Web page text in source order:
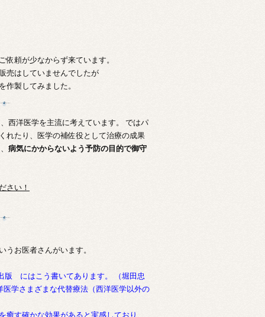
頼が少なからず来ています。
売はしていませんでしたが
製してみました。
西洋医学を主流に考えています。 ではパ
れたり、医学の補佐役として治療の成果
病気にかからないよう予防の目的で御守
さい！
お医者さんがいます。
にはこう書いてあります。 （堀田忠
学さまざまな代替療法（西洋医学以外の
す確かな効果があると実感しており、